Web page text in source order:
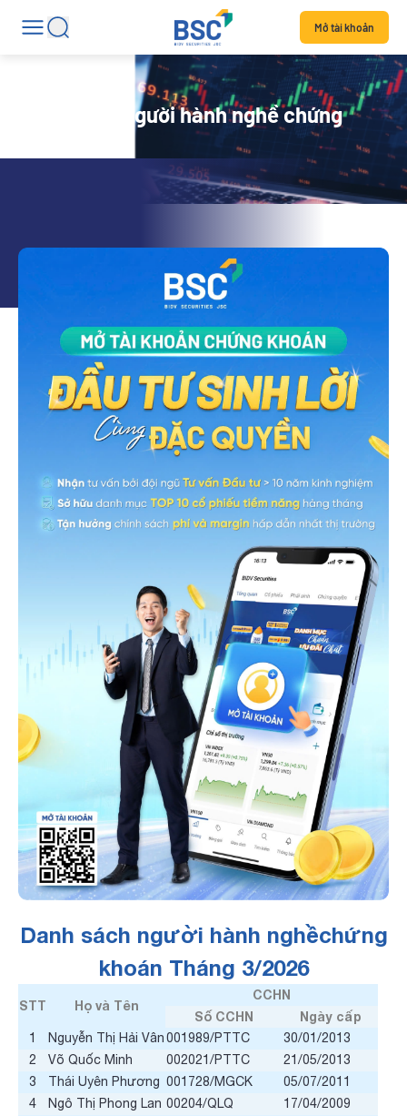
Mở tài khoản
Danh sách người hành nghề chứng
Danh sách người hành nghềchứng
khoán Tháng 3/2026
STT Họ và Tên
CCHN
Số CCHN
Ngày cấp
1 Nguyễn Thị Hải Vân001989/PTTC
30/01/2013
2
Võ Quốc Minh 002021/PTTC
21/05/2013
3
Thái Uyên Phương 001728/MGCK
05/07/2011
4
Ngô Thị Phong Lan 00204/QLQ 17/04/2009